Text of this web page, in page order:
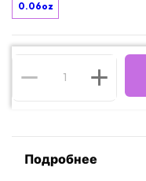
0.06oz
Подробнее